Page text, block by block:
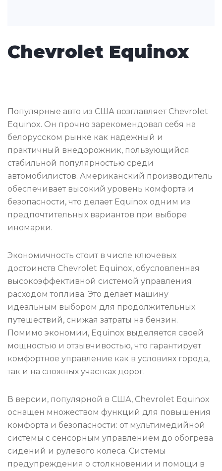
Chevrolet Equinox
Популярные авто из США возглавляет Chevrolet
Equinox. Он прочно зарекомендовал себя на
белорусском рынке как надежный и
практичный внедорожник, пользующийся
стабильной популярностью среди
автомобилистов. Американский производитель
обеспечивает высокий уровень комфорта и
безопасности, что делает Equinox одним из
предпочтительных вариантов при выборе
иномарки.
Экономичность стоит в числе ключевых
достоинств Chevrolet Equinox, обусловленная
высокоэффективной системой управления
расходом топлива. Это делает машину
идеальным выбором для продолжительных
путешествий, снижая затраты на бензин.
Помимо экономии, Equinox выделяется своей
мощностью и отзывчивостью, что гарантирует
комфортное управление как в условиях города,
так и на сложных участках дорог.
В версии, популярной в США, Chevrolet Equinox
оснащен множеством функций для повышения
комфорта и безопасности: от мультимедийной
системы с сенсорным управлением до обогрева
сидений и рулевого колеса. Системы
предупреждения о столкновении и помощи в